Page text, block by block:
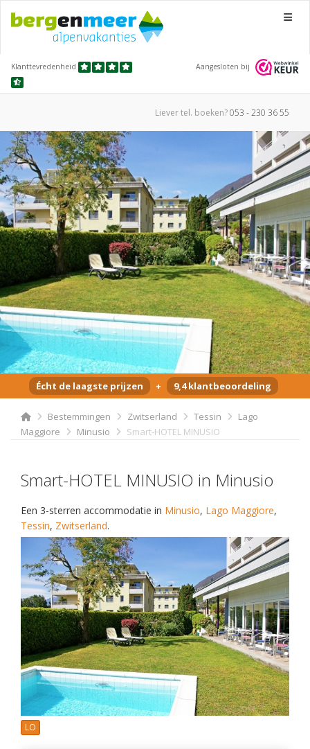
Menu
Klanttevredenheid Aangesloten bij
Liever tel. boeken?053 - 230 36 55
Écht de laagste prijzen + 9,4 klantbeoordeling
Bestemmingen Zwitserland Tessin
Lago
Maggiore
Minusio Smart-HOTEL MINUSIO
Smart-HOTEL MINUSIO in Minusio
Een 3-sterren accommodatie in Minusio, Lago Maggiore,
Tessin, Zwitserland.
LO